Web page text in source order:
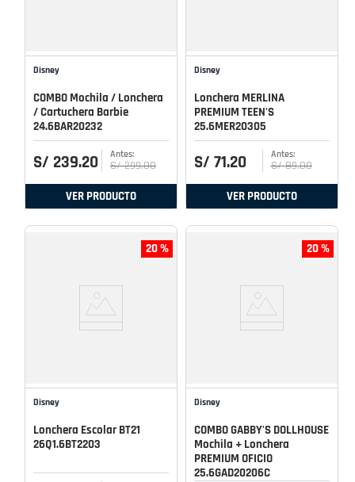
Disney
COMBO Mochila / Lonchera
/ Cartuchera Barbie
24.6BAR20232
S/ 239.20 S/ 299.00
VER PRODUCTO
Disney
Lonchera MERLINA
PREMIUM TEEN'S
25.6MER20305
S/ 71.20 S/ 89.00
VER PRODUCTO
20 %
Disney
Lonchera Escolar BT21
26Q1.6BT2203
20 %
Disney
COMBO GABBY'S DOLLHOUSE
Mochila + Lonchera
PREMIUM OFICIO
25.6GAD20206C